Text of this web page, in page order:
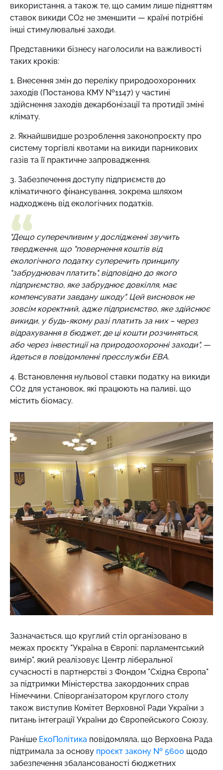
використання, а також те, що самим лише підняттям
ставок викиди СО2 не зменшити — країні потрібні
інші стимулювальні заходи.
Представники бізнесу наголосили на важливості
таких кроків:
1. Внесення змін до переліку природоохоронних
заходів (Постанова КМУ №1147) у частині
здійснення заходів декарбонізації та протидії зміні
клімату.
2. Якнайшвидше розроблення законопроєкту про
систему торгівлі квотами на викиди парникових
газів та її практичне запровадження.
3. Забезпечення доступу підприємств до
кліматичного фінансування, зокрема шляхом
надходжень від екологічних податків.
"Дещо суперечливим у дослідженні звучить
твердження, що "повернення коштів від
екологічного податку суперечить принципу
"забруднювач платить", відповідно до якого
підприємство, яке забруднює довкілля, має
компенсувати завдану шкоду". Цей висновок не
зовсім коректний, адже підприємство, яке здійснює
викиди, у будь-якому разі платить за них – через
відрахування в бюджет, де ці кошти розчиняться,
або через інвестиції на природоохоронні заходи", —
йдеться в повідомленні пресслужби EBA.
4. Встановлення нульової ставки податку на викиди
СО2 для установок, які працюють на паливі, що
містить біомасу.
Зазначається, що круглий стіл організовано в
межах проєкту "Україна в Європі: парламентський
вимір", який реалізовує Центр ліберальної
сучасності в партнерстві з Фондом "Східна Європа"
за підтримки Міністерства закордонних справ
Німеччини. Співорганізатором круглого столу
також виступив Комітет Верховної Ради України з
питань інтеграції України до Європейського Союзу.
Раніше ЕкоПолітика повідомляла, що Верховна Рада
підтримала за основу проєкт закону № 5600 щодо
забезпечення збалансованості бюджетних